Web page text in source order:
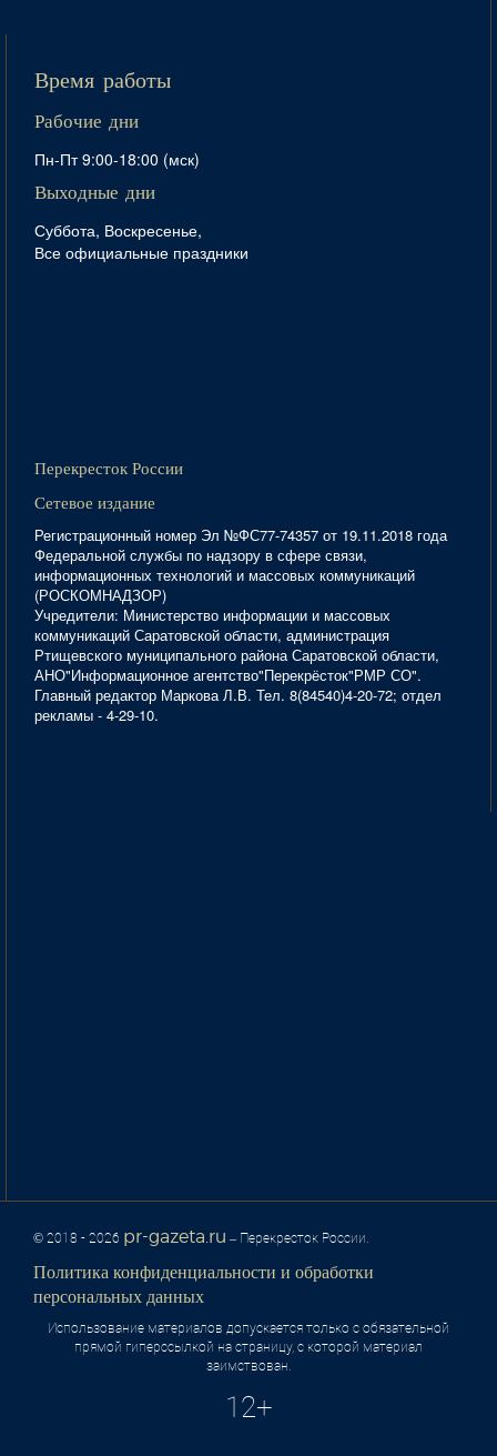
Время работы
Рабочие дни
Пн-Пт 9:00-18:00 (мск)
Выходные дни
Суббота, Воскресенье,
Все официальные праздники
Перекресток России
Сетевое издание
Регистрационный номер Эл №ФС77-74357 от 19.11.2018 года
Федеральной службы по надзору в сфере связи,
информационных технологий и массовых коммуникаций
(РОСКОМНАДЗОР)
Учредители: Министерство информации и массовых
коммуникаций Саратовской области, администрация
Ртищевского муниципального района Саратовской области,
АНО"Информационное агентство"Перекрёсток"РМР СО".
Главный редактор Маркова Л.В. Тел. 8(84540)4-20-72; отдел
рекламы - 4-29-10.
© 2018 - 2026 pr-gazeta.ru – Перекресток России.
Политика конфиденциальности и обработки
персональных данных
Использование материалов допускается только с обязательной
прямой гиперссылкой на страницу, с которой материал
заимствован.
12+